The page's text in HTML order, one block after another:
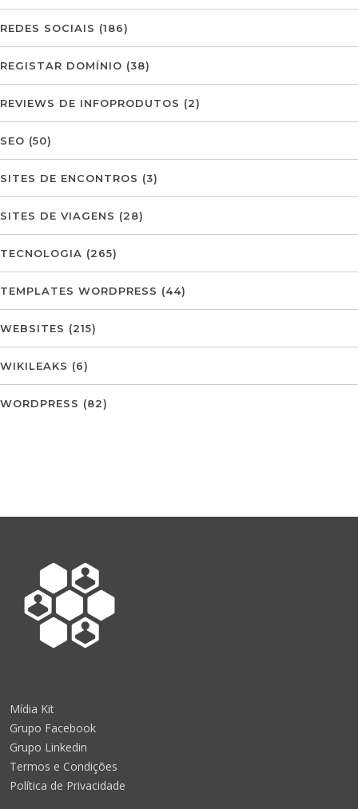
REDES SOCIAIS (186)
REGISTAR DOMÍNIO (38)
REVIEWS DE INFOPRODUTOS (2)
SEO (50)
SITES DE ENCONTROS (3)
SITES DE VIAGENS (28)
TECNOLOGIA (265)
TEMPLATES WORDPRESS (44)
WEBSITES (215)
WIKILEAKS (6)
WORDPRESS (82)
Mídia Kit
Grupo Facebook
Grupo Linkedin
Termos e Condições
Política de Privacidade